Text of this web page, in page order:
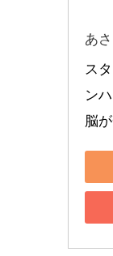
あ
ス
ン
脳